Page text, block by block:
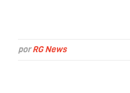
porRG News